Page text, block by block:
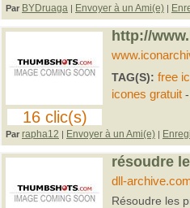
Par BYDruaga | Envoyer à un Ami(e) |
16 clic(s)
http://
TAG(S): free
icones gratuit-
Par rapha12 | Envoyer à un Ami(e) |
résoudre
dll-
Résoudre les